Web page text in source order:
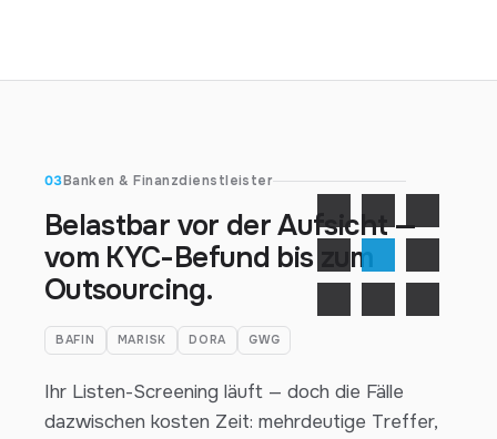
03Banken & Finanzdienstleister
Belastbar vor der Aufsicht —
vom KYC-Befund bis zum
Outsourcing.
BAFIN MARISK DORA GWG
Ihr Listen-Screening läuft — doch die Fälle
dazwischen kosten Zeit: mehrdeutige Treffer,